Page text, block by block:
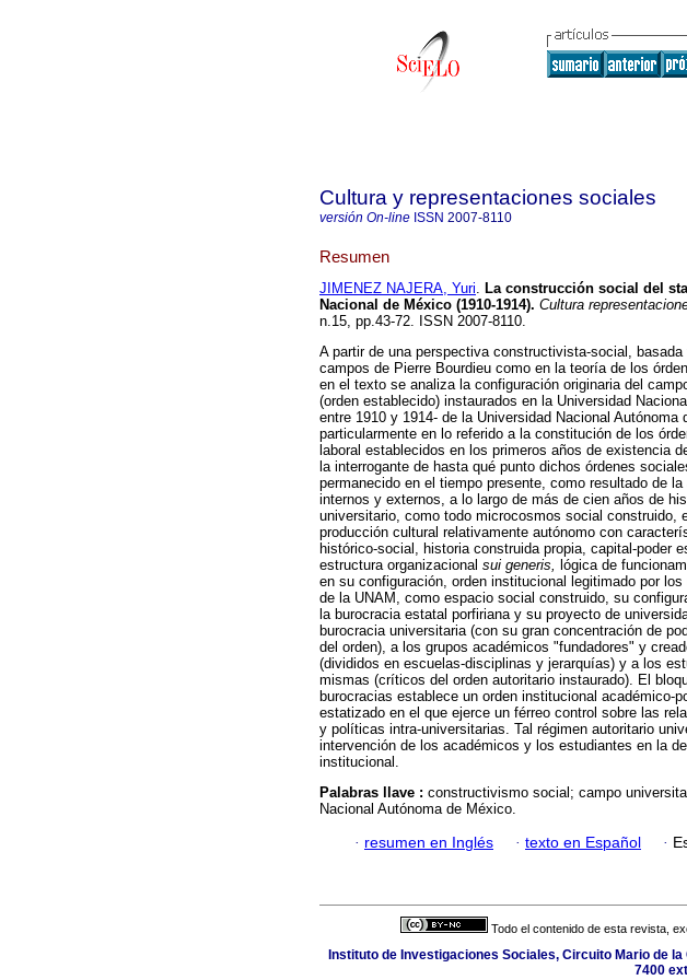
Cultura y representaciones sociales
versión On-line ISSN 2007-8110
Resumen
JIMENEZ NAJERA, Yuri. La construcción social del
Nacional de México (1910-1914). Cultura
n.15, pp.43-72. ISSN 2007-8110.
A partir de una perspectiva constructivista-social,
campos de Pierre Bourdieu como en la teoría de los
en el texto se analiza la configuración originaria del
(orden establecido) instaurados en la Universidad
entre 1910 y 1914- de la Universidad Nacional Autónoma
particularmente en lo referido a la constitución de los
laboral establecidos en los primeros años de existencia
la interrogante de hasta qué punto dichos órdenes
permanecido en el tiempo presente, como resultado de
internos y externos, a lo largo de más de cien años de
universitario, como todo microcosmos social construido,
producción cultural relativamente autónomo con
histórico-social, historia construida propia, capital-poder
estructura organizacional sui generis, lógica de
en su configuración, orden institucional legitimado por
de la UNAM, como espacio social construido, su
la burocracia estatal porfiriana y su proyecto de
burocracia universitaria (con su gran concentración de
del orden), a los grupos académicos "fundadores" y
(divididos en escuelas-disciplinas y jerarquías) y a los
mismas (críticos del orden autoritario instaurado). El
burocracias establece un orden institucional académico-
estatizado en el que ejerce un férreo control sobre las
y políticas intra-universitarias. Tal régimen autoritario
intervención de los académicos y los estudiantes en la
institucional.
Palabras llave : constructivismo social; campo
Nacional Autónoma de México.
· resumen en Inglés · texto en Español ·
Todo el contenido de esta revista,
Instituto de Investigaciones Sociales, Circuito Mario de
7400